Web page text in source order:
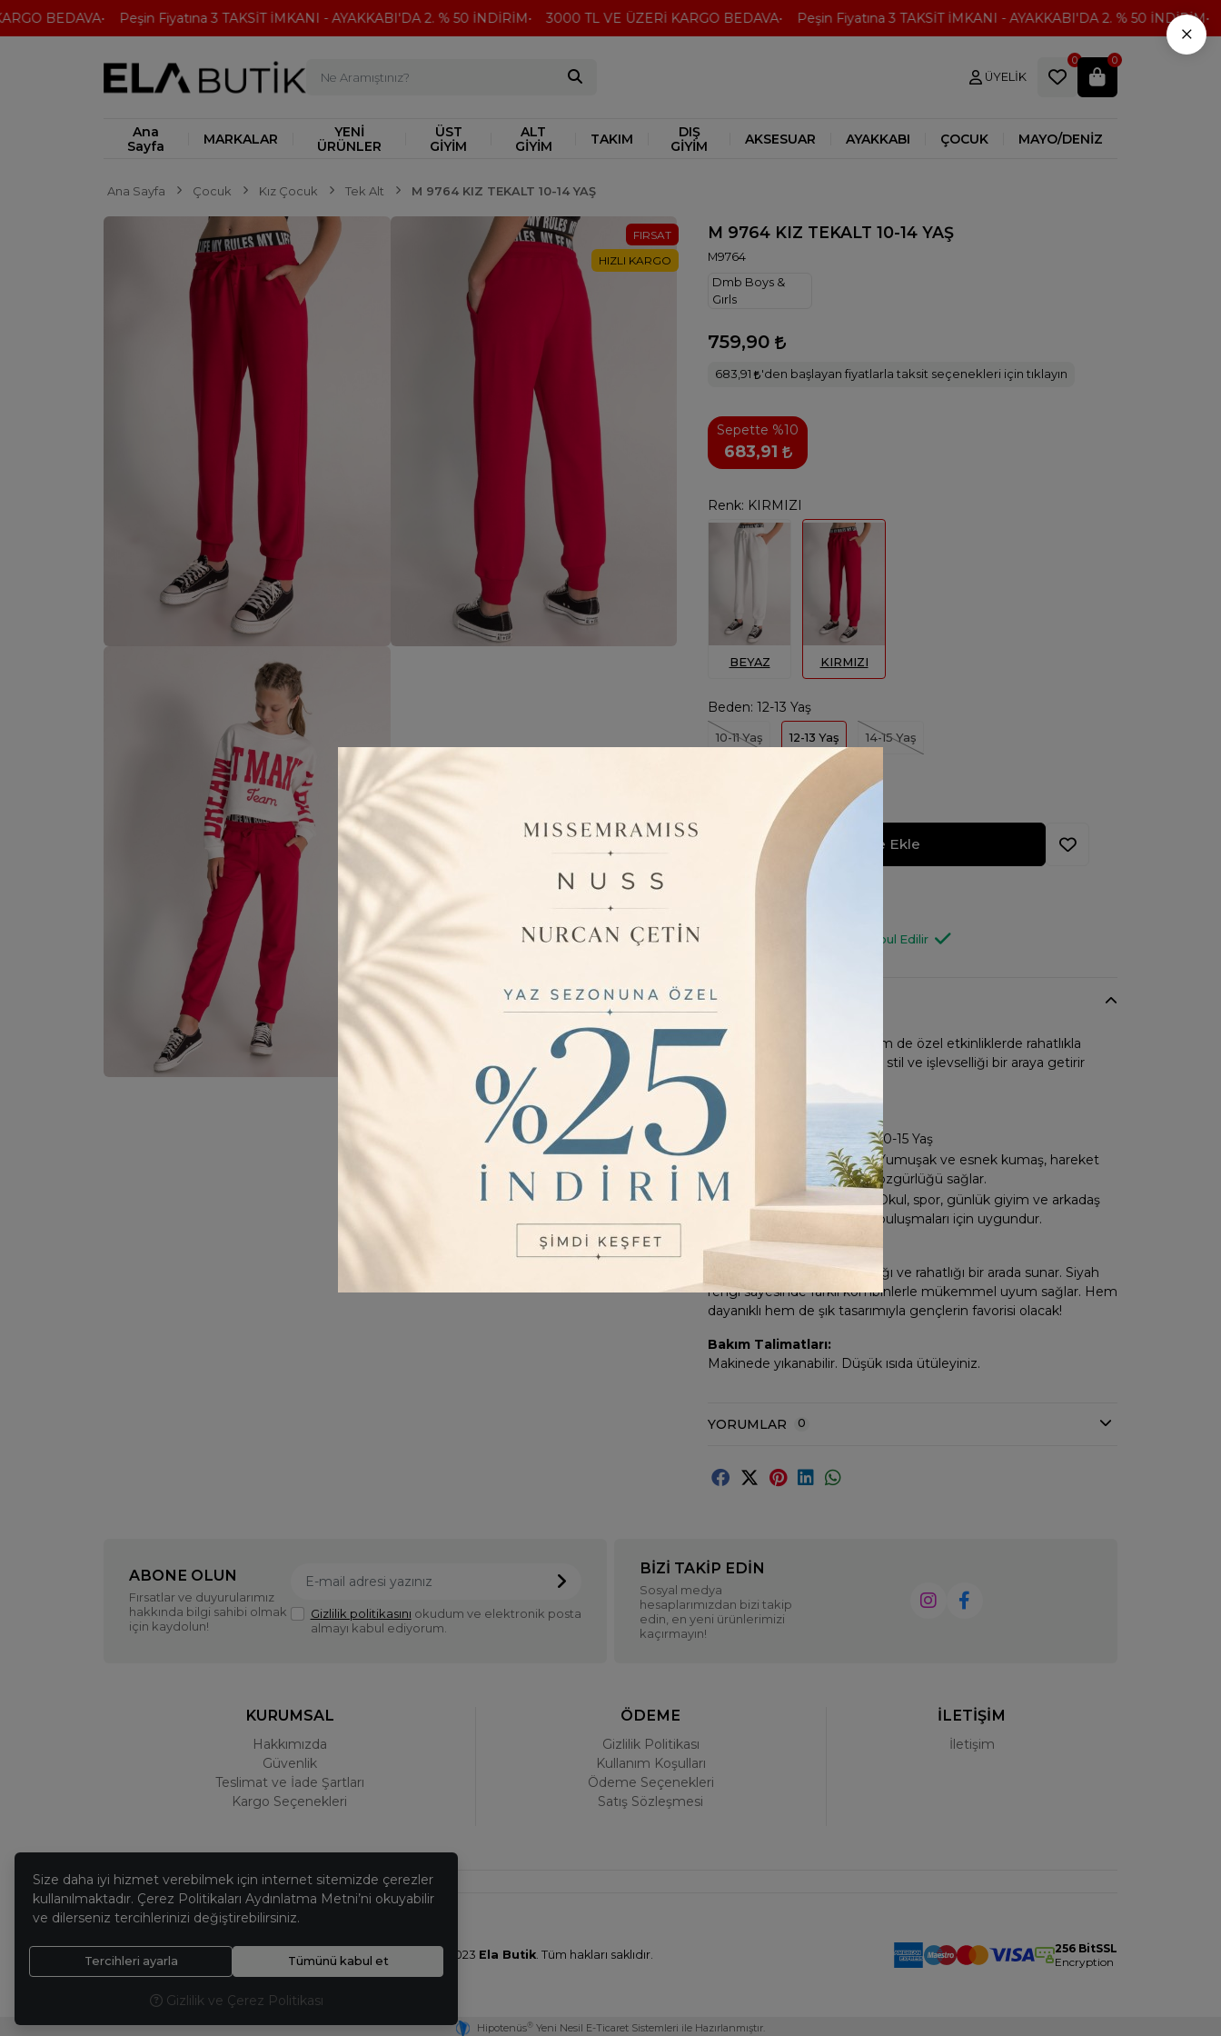
BEDAVA Peşin Fiyatına 3 TAKSİT İMKANI - AYAKKABI'DA 2. % 50 İNDİRİM 3000 TL VE ÜZERİ KARGO BEDAVA Peşin Fiyatına 3 TAKSİT İMKANI - AYAKKABI'DA 2. % 50 İNDİRİM
ÜYELIK
0 0
Ana
Sayfa
MARKALAR
YENİ
ÜRÜNLER
ÜST
GİYİM
ALT
GİYİM
TAKIM
DIŞ
GİYİM
AKSESUAR AYAKKABI ÇOCUK MAYO/DENİZ
Ana Sayfa Çocuk Kız Çocuk Tek Alt M 9764 KIZ TEKALT 10-14 YAŞ
FIRSAT
HIZLI KARGO
M 9764 KIZ TEKALT 10-14 YAŞ
M9764
Dmb Boys &
Gırls
759,90
683,91 'den başlayan fiyatlarla taksit seçenekleri için tıklayın
Sepette %10
683,91
Renk: KIRMIZI
BEYAZ KIRMIZI
Beden: 12-13 Yaş
10-11 Yaş 12-13 Yaş 14-15 Yaş
Sepete Ekle
Fiyatı Düşünce Haber Ver
Değişim Kabul Edilir
ÜRÜN BILGISI
Hem günlük kullanımda hem de özel etkinliklerde rahatlıkla
tercih edilebilecek bu parça, stil ve işlevselliği bir araya getirir
Öne Çıkan Özellikler
Renk
Yaş Aralığı
:
10-15 Yaş
Materyal
:
Yumuşak ve esnek kumaş, hareket
özgürlüğü sağlar.
Kullanım Alanı
:
Okul, spor, günlük giyim ve arkadaş
buluşmaları için uygundur.
Neden Seçmelisiniz:
Dmb Kız Çocuk Tek Alt, şıklığı ve rahatlığı bir arada sunar. Siyah
rengi sayesinde farklı kombinlerle mükemmel uyum sağlar. Hem
dayanıklı hem de şık tasarımıyla gençlerin favorisi olacak!
Bakım Talimatları:
Makinede yıkanabilir. Düşük ısıda ütüleyiniz.
YORUMLAR 0
ABONE OLUN
Fırsatlar ve duyurularımız
hakkında bilgi sahibi olmak
için kaydolun!
Gizlilik politikasını okudum ve elektronik posta
almayı kabul ediyorum.
BIZI TAKIP EDIN
Sosyal medya
hesaplarımızdan bizi takip
edin, en yeni ürünlerimizi
kaçırmayın!
KURUMSAL
Hakkımızda
Güvenlik
Teslimat ve İade Şartları
Kargo Seçenekleri
ÖDEME
Gizlilik Politikası
Kullanım Koşulları
Ödeme Seçenekleri
Satış Sözleşmesi
İLETİŞİM
İletişim
© 2023 Ela Butik. Tüm hakları saklıdır.
256 BitSSL
Encryption
Hipotenüs® Yeni Nesil E-Ticaret Sistemleri ile Hazırlanmıştır.
×
Size daha iyi hizmet verebilmek için internet sitemizde çerezler
kullanılmaktadır. Çerez Politikaları Aydınlatma Metni’ni okuyabilir
ve dilerseniz tercihlerinizi değiştirebilirsiniz.
Tercihleri ayarla Tümünü kabul et
Gizlilik ve Çerez Politikası